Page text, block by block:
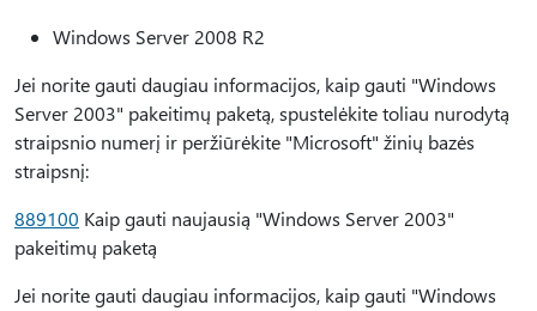
Windows Server 2008 R2
Jei norite gauti daugiau informacijos, kaip gauti "Windows
Server 2003" pakeitimų paketą, spustelėkite toliau nurodytą
straipsnio numerį ir peržiūrėkite "Microsoft" žinių bazės
straipsnį:
889100 Kaip gauti naujausią "Windows Server 2003"
pakeitimų paketą
Jei norite gauti daugiau informacijos, kaip gauti "Windows